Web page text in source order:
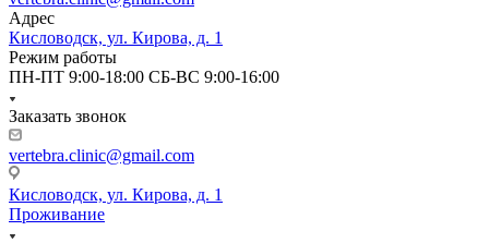
Адрес
Кисловодск, ул. Кирова, д. 1
Режим работы
ПН-ПТ 9:00-18:00 СБ-ВС 9:00-16:00
Заказать звонок
vertebra.clinic@gmail.com
Кисловодск, ул. Кирова, д. 1
Проживание